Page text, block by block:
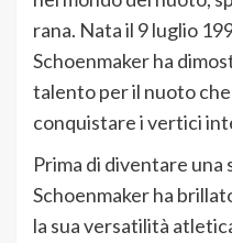
rana. Nata il 9 luglio
Schoenmaker ha
talento per il nuoto
conquistare i vertici
Prima di diventare una
Schoenmaker ha
la sua versatilità